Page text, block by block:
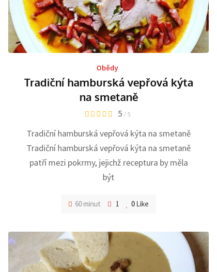
Obědy
Tradiční hamburská vepřová kýta
na smetaně
5 / 5
Tradiční hamburská vepřová kýta na smetaně
Tradiční hamburská vepřová kýta na smetaně
patří mezi pokrmy, jejichž receptura by měla
být
60 minut 1 0 Like